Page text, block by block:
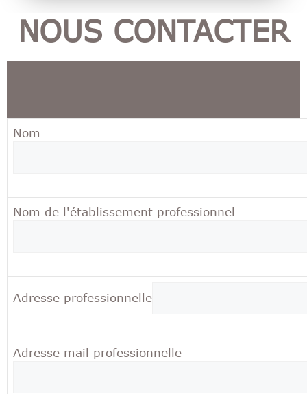
NOUS CONTACTER
Nom
Nom de l'établissement professionnel
Adresse professionnelle
Adresse mail professionnelle